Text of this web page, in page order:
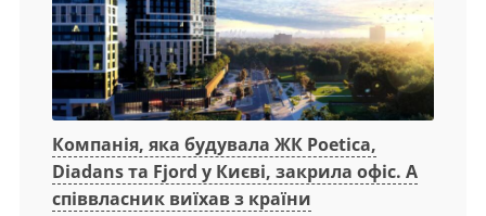
Компанія, яка будувала ЖК Poetica,
Diadans та Fjord у Києві, закрила офіс. А
співвласник виїхав з країни